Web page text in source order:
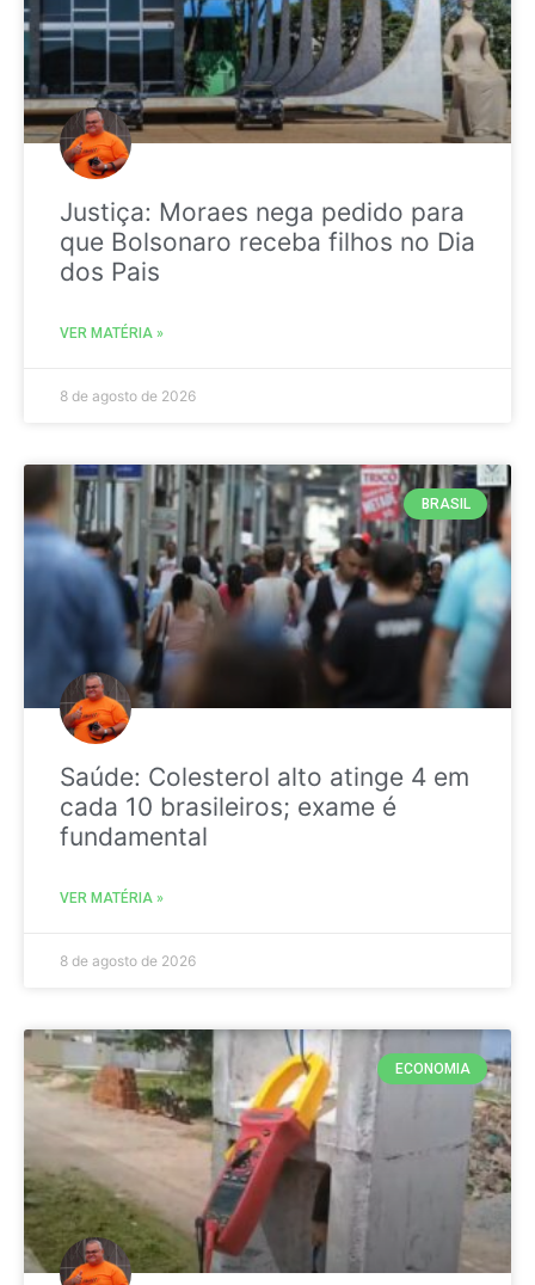
Justiça: Moraes nega pedido para
que Bolsonaro receba filhos no Dia
dos Pais
VER MATÉRIA »
8 de agosto de 2026
BRASIL
Saúde: Colesterol alto atinge 4 em
cada 10 brasileiros; exame é
fundamental
VER MATÉRIA »
8 de agosto de 2026
ECONOMIA